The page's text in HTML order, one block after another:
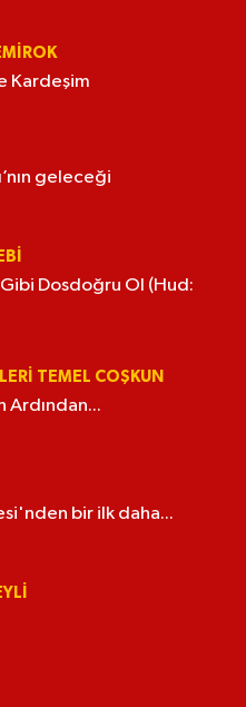
Kardeşim
geleceği
Dosdoğru Ol (Hud:
TEMEL COŞKUN
Ardından...
bir ilk daha...